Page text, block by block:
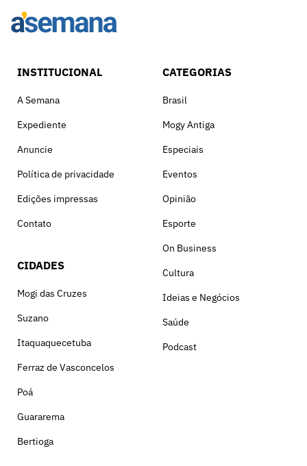
INSTITUCIONAL
A Semana
Expediente
Anuncie
Política de privacidade
Edições impressas
Contato
CIDADES
Mogi das Cruzes
Suzano
Itaquaquecetuba
Ferraz de Vasconcelos
Poá
Guararema
Bertioga
CATEGORIAS
Brasil
Mogy Antiga
Especiais
Eventos
Opinião
Esporte
On Business
Cultura
Ideias e Negócios
Saúde
Podcast